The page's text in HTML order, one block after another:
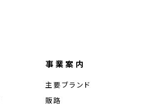
事業案内
主要ブランド
販路